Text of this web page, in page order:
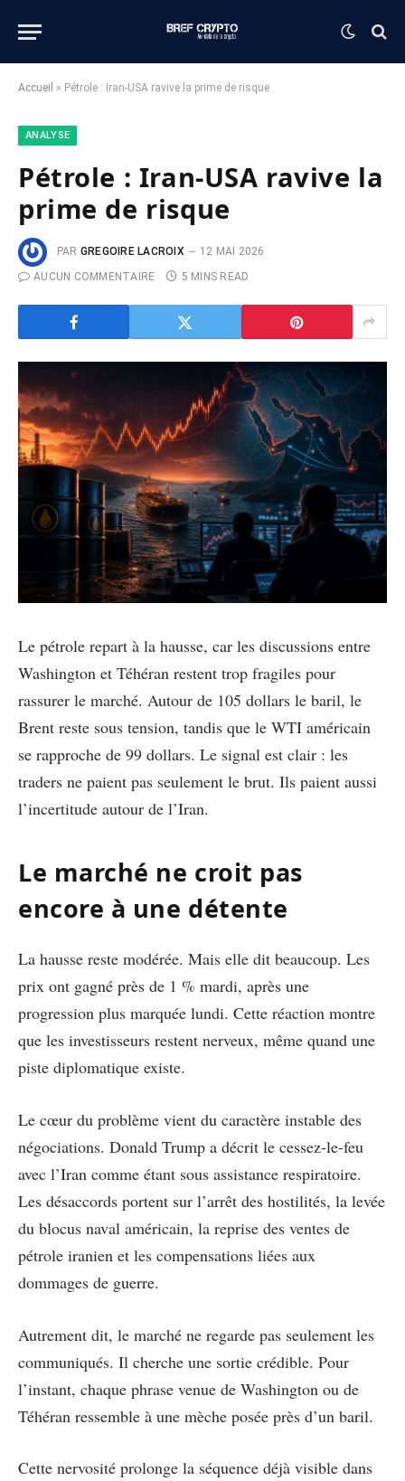
Accueil » Pétrole : Iran-USA ravive la prime de risque
ANALYSE
Pétrole : Iran-USA ravive la
prime de risque
PAR GREGOIRE LACROIX
12 MAI 2026
AUCUN COMMENTAIRE
5 MINS READ
Le pétrole repart à la hausse, car les discussions entre
Washington et Téhéran restent trop fragiles pour
rassurer le marché. Autour de 105 dollars le baril, le
Brent reste sous tension, tandis que le WTI américain
se rapproche de 99 dollars. Le signal est clair : les
traders ne paient pas seulement le brut. Ils paient aussi
l’incertitude autour de l’Iran.
Le marché ne croit pas
encore à une détente
La hausse reste modérée. Mais elle dit beaucoup. Les
prix ont gagné près de 1 % mardi, après une
progression plus marquée lundi. Cette réaction montre
que les investisseurs restent nerveux, même quand une
piste diplomatique existe.
Le cœur du problème vient du caractère instable des
négociations. Donald Trump a décrit le cessez-le-feu
avec l’Iran comme étant sous assistance respiratoire.
Les désaccords portent sur l’arrêt des hostilités, la levée
du blocus naval américain, la reprise des ventes de
pétrole iranien et les compensations liées aux
dommages de guerre.
Autrement dit, le marché ne regarde pas seulement les
communiqués. Il cherche une sortie crédible. Pour
l’instant, chaque phrase venue de Washington ou de
Téhéran ressemble à une mèche posée près d’un baril.
Cette nervosité prolonge la séquence déjà visible dans